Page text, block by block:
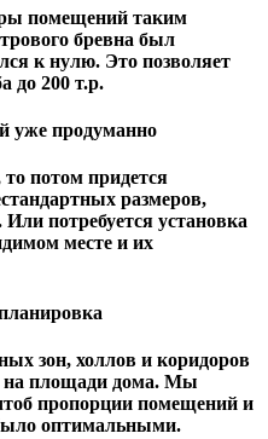
помещений таким
бревна был
к нулю. Это позволяет
до 200 т.р.
уже продуманно
то потом придется
размеров,
потребуется установка
месте и их
зон, холлов и коридоров
на площади дома. Мы
пропорции помещений и
оптимальными.